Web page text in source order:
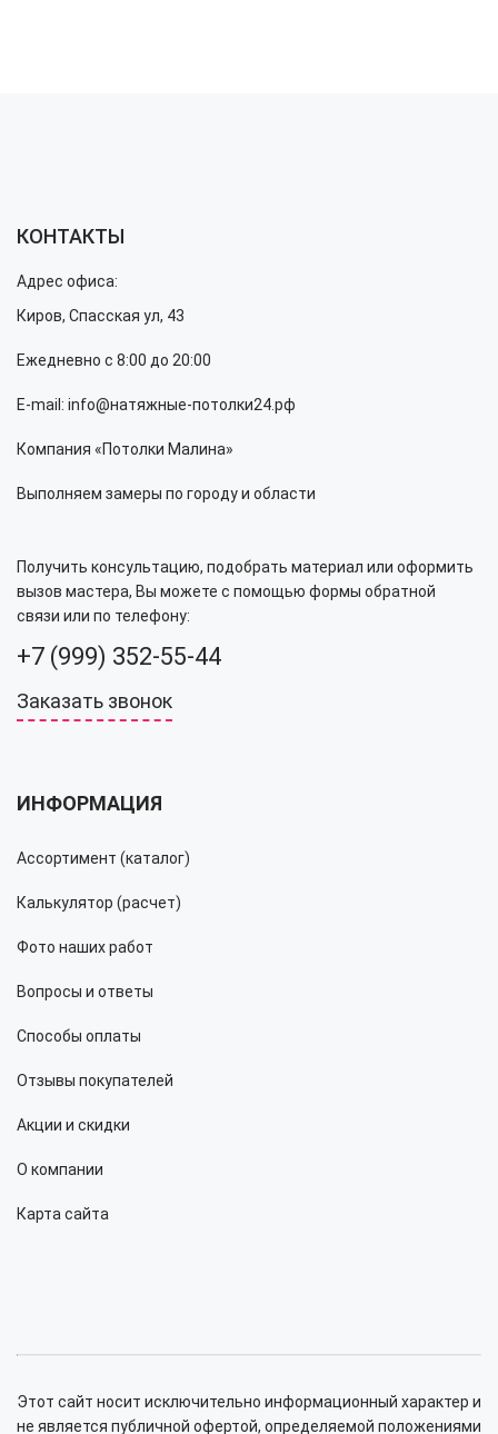
КОНТАКТЫ
Адрес офиса:
Киров, Спасская ул, 43
Ежедневно с 8:00 до 20:00
E-mail: info@натяжные-потолки24.рф
Компания «Потолки Малина»
Выполняем замеры по городу и области
Получить консультацию, подобрать материал или оформить
вызов мастера, Вы можете с помощью формы обратной
связи или по телефону:
+7 (999) 352-55-44
Заказать звонок
ИНФОРМАЦИЯ
Ассортимент (каталог)
Калькулятор (расчет)
Фото наших работ
Вопросы и ответы
Способы оплаты
Отзывы покупателей
Акции и скидки
О компании
Карта сайта
Этот сайт носит исключительно информационный характер и
не является публичной офертой, определяемой положениями